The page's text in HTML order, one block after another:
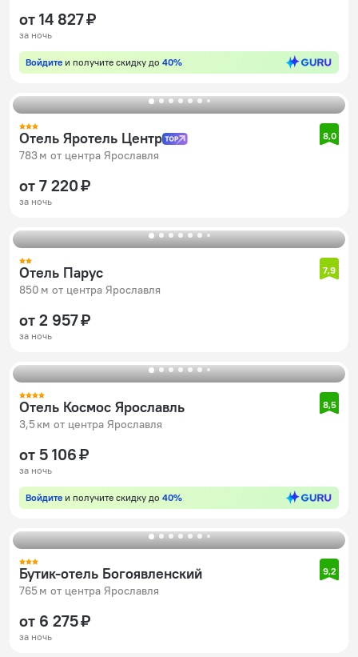
от 14 827 ₽
за ночь
Войдите и получите скидку до 40%
Отель Яротель Центр
783 м от центра Ярославля
8,0
от 7 220 ₽
за ночь
Отель Парус
850 м от центра Ярославля
7,9
от 2 957 ₽
за ночь
Отель Космос Ярославль
3,5 км от центра Ярославля
8,5
от 5 106 ₽
за ночь
Войдите и получите скидку до 40%
Бутик-отель Богоявленский
765 м от центра Ярославля
9,2
от 6 275 ₽
за ночь